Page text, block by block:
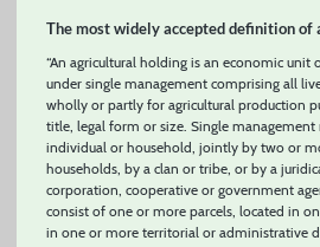
The most widely accepted definition of
“An agricultural holding is an economic unit
under single management comprising all
wholly or partly for agricultural production
title, legal form or size. Single management
individual or household, jointly by two or
households, by a clan or tribe, or by a
corporation, cooperative or government
consist of one or more parcels, located in
in one or more territorial or administrative